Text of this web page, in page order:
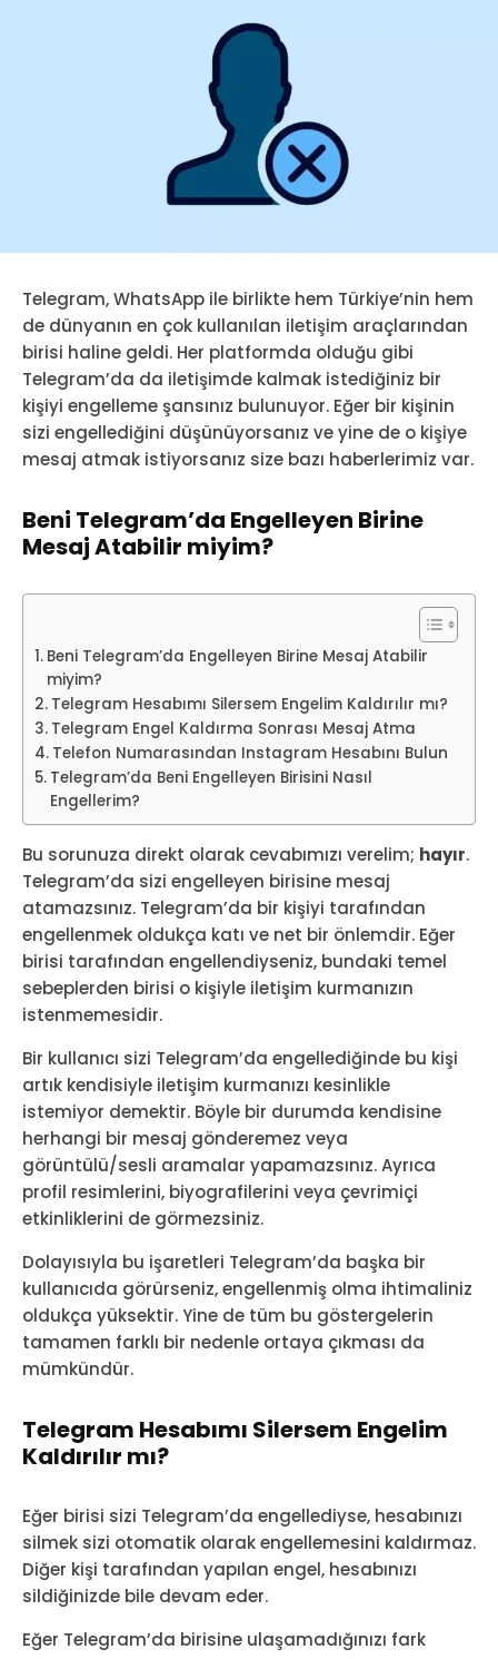
Telegram, WhatsApp ile birlikte hem Türkiye’nin hem
de dünyanın en çok kullanılan iletişim araçlarından
birisi haline geldi. Her platformda olduğu gibi
Telegram’da da iletişimde kalmak istediğiniz bir
kişiyi engelleme şansınız bulunuyor. Eğer bir kişinin
sizi engellediğini düşünüyorsanız ve yine de o kişiye
mesaj atmak istiyorsanız size bazı haberlerimiz var.
Beni Telegram’da Engelleyen Birine
Mesaj Atabilir miyim?
Beni Telegram’da Engelleyen Birine Mesaj Atabilir
miyim?
Telegram Hesabımı Silersem Engelim Kaldırılır mı?
Telegram Engel Kaldırma Sonrası Mesaj Atma
Telefon Numarasından Instagram Hesabını Bulun
Telegram’da Beni Engelleyen Birisini Nasıl
Engellerim?
Bu sorunuza direkt olarak cevabımızı verelim; hayır.
Telegram’da sizi engelleyen birisine mesaj
atamazsınız. Telegram’da bir kişiyi tarafından
engellenmek oldukça katı ve net bir önlemdir. Eğer
birisi tarafından engellendiyseniz, bundaki temel
sebeplerden birisi o kişiyle iletişim kurmanızın
istenmemesidir.
Bir kullanıcı sizi Telegram’da engellediğinde bu kişi
artık kendisiyle iletişim kurmanızı kesinlikle
istemiyor demektir. Böyle bir durumda kendisine
herhangi bir mesaj gönderemez veya
görüntülü/sesli aramalar yapamazsınız. Ayrıca
profil resimlerini, biyografilerini veya çevrimiçi
etkinliklerini de görmezsiniz.
Dolayısıyla bu işaretleri Telegram’da başka bir
kullanıcıda görürseniz, engellenmiş olma ihtimaliniz
oldukça yüksektir. Yine de tüm bu göstergelerin
tamamen farklı bir nedenle ortaya çıkması da
mümkündür.
Telegram Hesabımı Silersem Engelim
Kaldırılır mı?
Eğer birisi sizi Telegram’da engellediyse, hesabınızı
silmek sizi otomatik olarak engellemesini kaldırmaz.
Diğer kişi tarafından yapılan engel, hesabınızı
sildiğinizde bile devam eder.
Eğer Telegram’da birisine ulaşamadığınızı fark